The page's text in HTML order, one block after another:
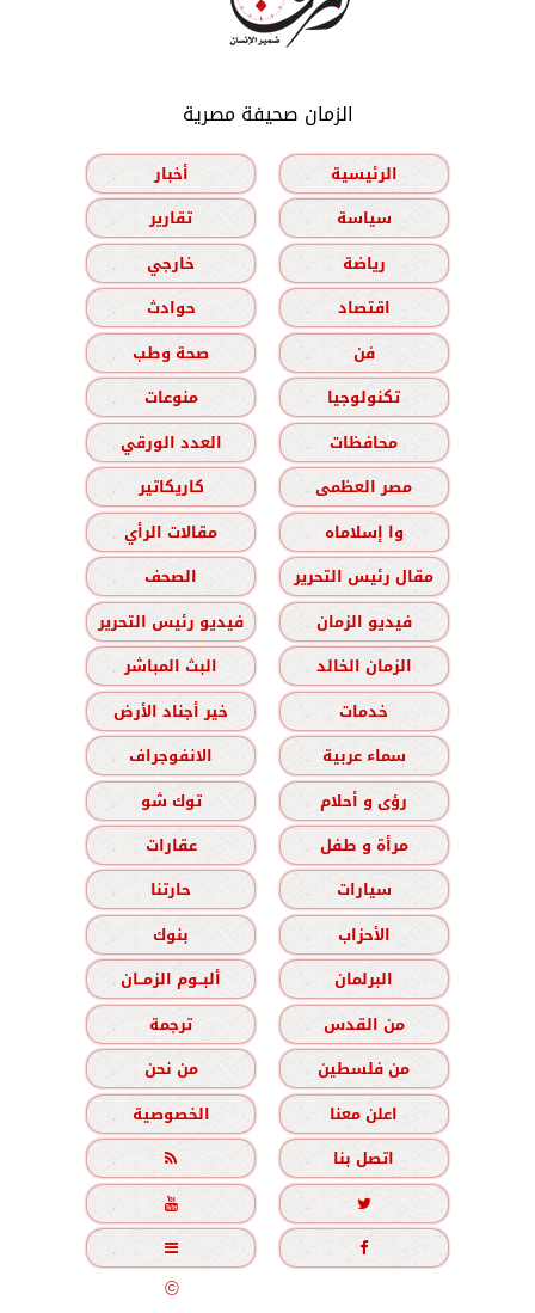
الزمان صحيفة مصرية
الرئيسية
أخبار
سياسة
تقارير
رياضة
خارجي
اقتصاد
حوادث
فن
صحة وطب
تكنولوجيا
منوعات
محافظات
العدد الورقي
مصر العظمى
كاريكاتير
وا إسلاماه
مقالات الرأي
مقال رئيس التحرير
الصحف
فيديو الزمان
فيديو رئيس التحرير
الزمان الخالد
البث المباشر
خدمات
خير أجناد الأرض
سماء عربية
الانفوجراف
رؤى و أحلام
توك شو
مرأة و طفل
عقارات
سيارات
حارتنا
الأحزاب
بنوك
البرلمان
ألبــوم الزمــان
من القدس
ترجمة
من فلسطين
من نحن
اعلن معنا
الخصوصية
اتصل بنا





جميع الحقوق محفوظة©